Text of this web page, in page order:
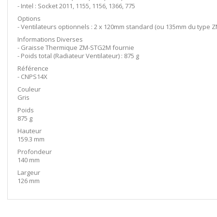
- Intel : Socket 2011, 1155, 1156, 1366, 775
Options
- Ventilateurs optionnels : 2 x 120mm standard (ou 135mm du type
Informations Diverses
- Graisse Thermique ZM-STG2M fournie
- Poids total (Radiateur Ventilateur) : 875 g
Référence
- CNPS14X
Couleur
Gris
Poids
875 g
Hauteur
159.3 mm
Profondeur
140 mm
Largeur
126 mm